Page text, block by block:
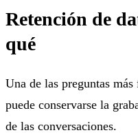
Retención de
qué
Una de las preguntas
puede conservarse la
de las conversaciones.